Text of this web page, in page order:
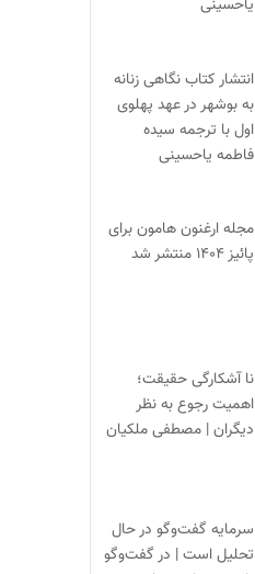
یاحسینی
انتشار کتاب نگاهی زنانه
به بوشهر در عهد پهلوی
اول با ترجمه سیده
فاطمه یاحسینی
مجله ارغنون هامون برای
پائیز ۱۴۰۴ منتشر شد
نا آشکارگی حقیقت؛
اهمیت رجوع به نظر
دیگران | مصطفی ملکیان
سرمایه گفت‌وگو در حال
تحلیل است | در گفت‌وگو